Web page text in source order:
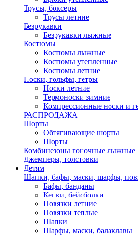
Трусы, боксеры
Трусы летние
Безрукавки
Безрукавки лыжные
Костюмы
Костюмы лыжные
Костюмы утепленные
Костюмы летние
Носки, гольфы, гетры
Носки летние
Термоноски зимние
Компрессионные носки и
РАСПРОДАЖА
Шорты
Обтягивающие шорты
Шорты
Комбинезоны гоночные лыжные
Джемперы, толстовки
Детям
Шапки, бафы, маски, шарфы,
Бафы, банданы
Кепки, бейсболки
Повязки летние
Повязки теплые
Шапки
Шарфы, маски, балаклавы